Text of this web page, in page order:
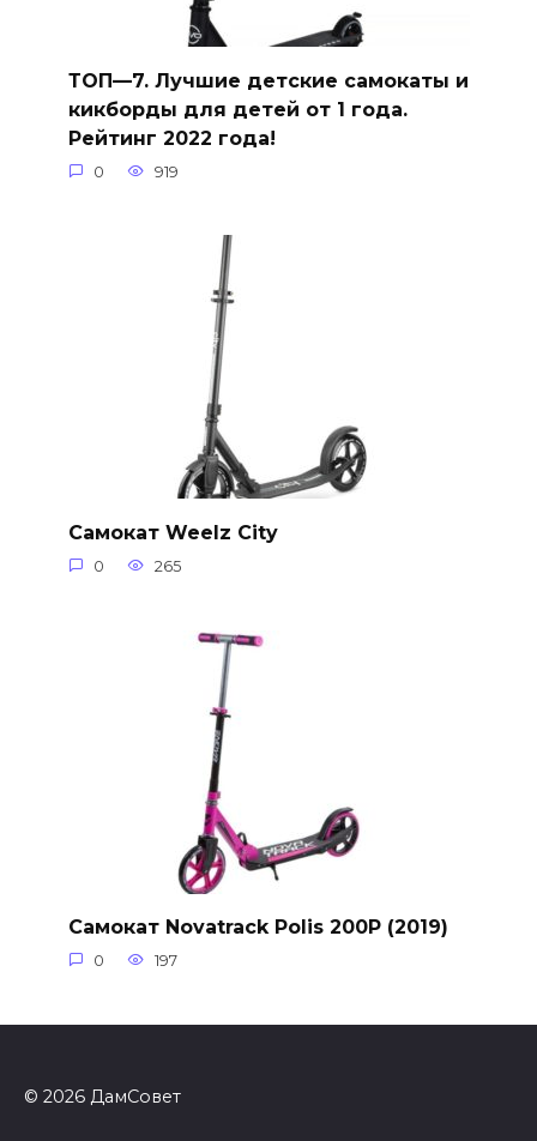
ТОП—7. Лучшие детские самокаты и
кикборды для детей от 1 года.
Рейтинг 2022 года!
0 919
Самокат Weelz City
0 265
Самокат Novatrack Polis 200P (2019)
0 197
© 2026 ДамСовет